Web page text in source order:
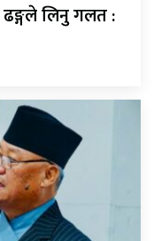
लिनु गलत :